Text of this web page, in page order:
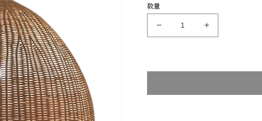
価
格
数量
60
ラ
KARI
60
ラ